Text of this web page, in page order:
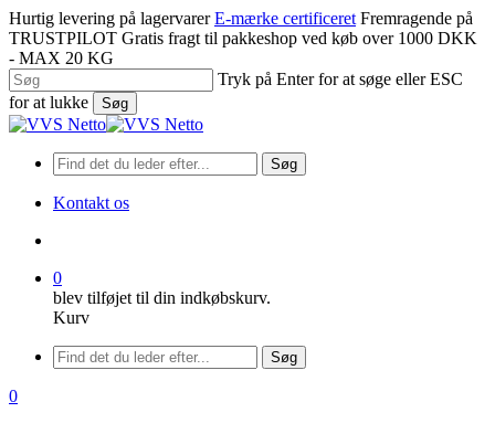
Spring
til
hovedindhold
Hurtig levering på lagervarer E-mærke certificeret Fremragende på
TRUSTPILOT Gratis fragt til pakkeshop ved køb over 1000 DKK
- MAX 20 KG
Tryk på Enter for at søge eller ESC
for at lukke
Søg
Luk
Søg
Kontakt os
0
blev tilføjet til din indkøbskurv.
Kurv
Menu
Søg
søge
0